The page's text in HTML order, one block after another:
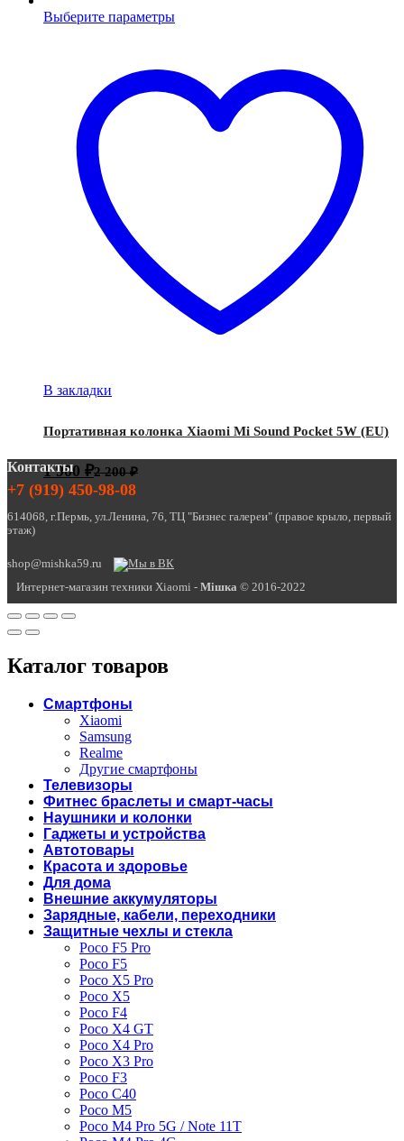
Выберите параметры
В закладки
Портативная колонка Xiaomi Mi Sound Pocket 5W (EU)
1 900 ₽2 200₽
Контакты
+7 (919) 450-98-08
614068, г.Пермь, ул.Ленина, 76, ТЦ "Бизнес галереи" (правое крыло, первый
этаж)
shop@mishka59.ru
Интернет-магазин техники Xiaomi - Miшка © 2016-2022
Каталог товаров
Смартфоны
Xiaomi
Samsung
Realme
Другие смартфоны
Телевизоры
Фитнес браслеты и смарт-часы
Наушники и колонки
Гаджеты и устройства
Автотовары
Красота и здоровье
Для дома
Внешние аккумуляторы
Зарядные, кабели, переходники
Защитные чехлы и стекла
Poco F5 Pro
Poco F5
Poco X5 Pro
Poco X5
Poco F4
Poco X4 GT
Poco X4 Pro
Poco X3 Pro
Poco F3
Poco C40
Poco M5
Poco M4 Pro 5G / Note 11T